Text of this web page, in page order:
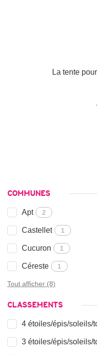
La tente
COMMUNES
Apt 2
Castellet 1
Cucuron 1
Céreste 1
Tout afficher (8)
CLASSEMENTS
4 étoiles/épis/soleils/
3 étoiles/épis/soleils/